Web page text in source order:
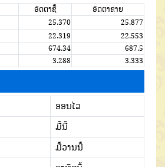
ອັດຕາຊື້
ອັດຕາຂາຍ
25.370
25.877
22.319
22.553
674.34
687.5
3.288 3.333
ອອນໄລ
ມື້ນີ້
ມື້ວານນີ້